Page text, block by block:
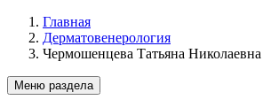
Строка
навигации
Главная
Дерматовенерология
Чермошенцева Татьяна Николаевна
Меню раздела